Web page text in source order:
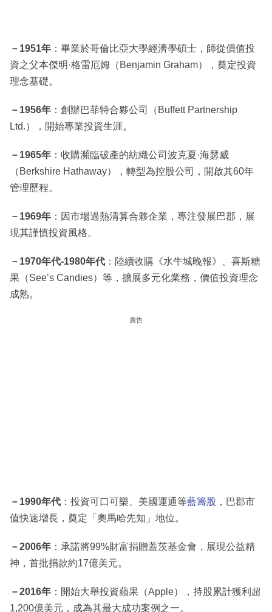
－1951年 ：畢業於哥倫比亞大學經濟學碩士，師從價值投
資之父本傑明·格雷厄姆（Benjamin Graham），奠定投資
理念基礎。
－1956年 ：創辦巴菲特合夥公司（Buffett Partnership
Ltd.），開始專業投資生涯。
－1965年 ：收購瀕臨破產的紡織公司波克夏·海瑟威
（Berkshire Hathaway），轉型為控股公司，開啟其60年
管理歷程。
－1969年 ：因市場過熱清算合夥企業，專注發展巴郡，展
現其謹慎投資風格。
－1970年代-1980年代 ：陸續收購《水牛城晚報》、喜斯糖
果（See’s Candies）等，擴展多元化業務，價值投資理念
成熟。
廣告
－1990年代 ：投資可口可樂、美國運通等藍籌股 ，巴郡市
值快速增長，奠定「奧馬哈先知」地位。
－2006年 ：承諾將99%財富捐贈蓋茨基金會，展現公益精
神，首批捐款約17億美元。
－2016年 ：開始大舉投資蘋果（Apple），持股累計獲利超
1,200億美元，成為其最大成功案例之一。